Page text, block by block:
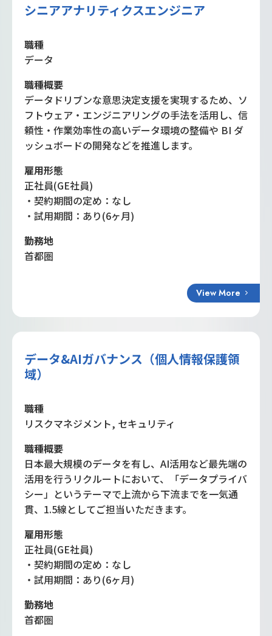
シニアアナリティクスエンジニア
職種
データ
職種概要
データドリブンな意思決定支援を実現するため、ソ
フトウェア・エンジニアリングの手法を活用し、信
頼性・作業効率性の高いデータ環境の整備や BI ダ
ッシュボードの開発などを推進します。
雇用形態
正社員(GE社員)
・契約期間の定め：なし
・試用期間：あり(6ヶ月)
勤務地
首都圏
View More
データ&AIガバナンス（個人情報保護領
域）
職種
リスクマネジメント, セキュリティ
職種概要
日本最大規模のデータを有し、AI活用など最先端の
活用を行うリクルートにおいて、「データプライバ
シー」というテーマで上流から下流までを一気通
貫、1.5線としてご担当いただきます。
雇用形態
正社員(GE社員)
・契約期間の定め：なし
・試用期間：あり(6ヶ月)
勤務地
首都圏